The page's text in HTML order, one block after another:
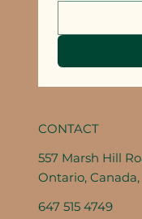
CONTACT
557 Marsh Hill
Ontario,
647 515 4749